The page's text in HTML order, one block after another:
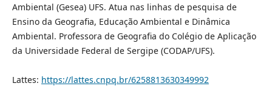
Ambiental (Gesea) UFS. Atua nas linhas de pesquisa de
Ensino da Geografia, Educação Ambiental e Dinâmica
Ambiental. Professora de Geografia do Colégio de Aplicação
da Universidade Federal de Sergipe (CODAP/UFS).
Lattes: https://lattes.cnpq.br/6258813630349992